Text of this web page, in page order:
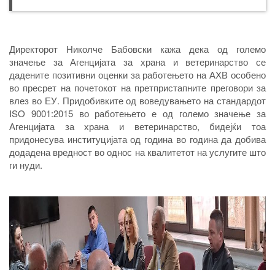
Директорот Николче Бабовски кажа дека од големо
значење за Агенцијата за храна и ветеринарство се
дадените позитивни оценки за работењето на АХВ особено
во пресрет на почетокот на претпристапните преговори за
влез во ЕУ. Придобивките од воведувањето на стандардот
ISO 9001:2015 во работењето е од големо значење за
Агенцијата за храна и ветеринарство, бидејќи тоа
придонесува институцијата од година во година да добива
додадена вредност во однос на квалитетот на услугите што
ги нуди.